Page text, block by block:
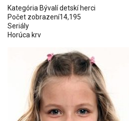
Kategória Bývalí detskí herci
Počet zobrazení14,195
Seriály
Horúca krv